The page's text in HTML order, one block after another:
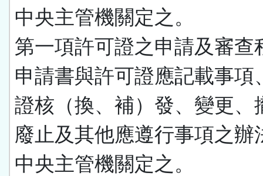
中央主管機關定之。
第一項許可證之申請及審查
申請書與許可證應記載事項
證核（換、補）發、變更、
廢止及其他應遵行事項之辦
中央主管機關定之。